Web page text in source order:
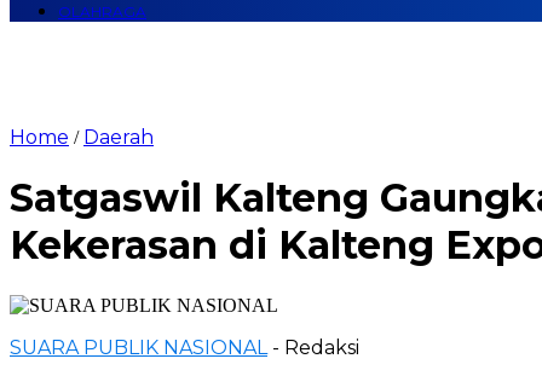
OLAHRAGA
Home / Daerah
Satgaswil Kalteng
Kekerasan di Kalteng
SUARA PUBLIK NASIONAL - Redaksi